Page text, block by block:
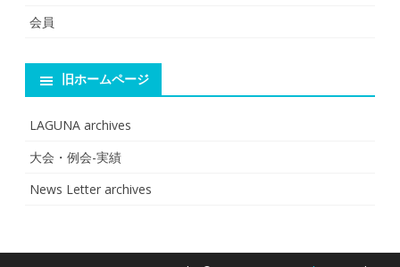
会員
旧ホームページ
LAGUNA archives
大会・例会-実績
News Letter archives